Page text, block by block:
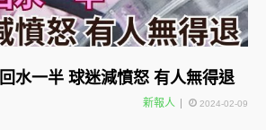
水一半 球迷減憤怒 有人無得退
新報人 2024-02-09